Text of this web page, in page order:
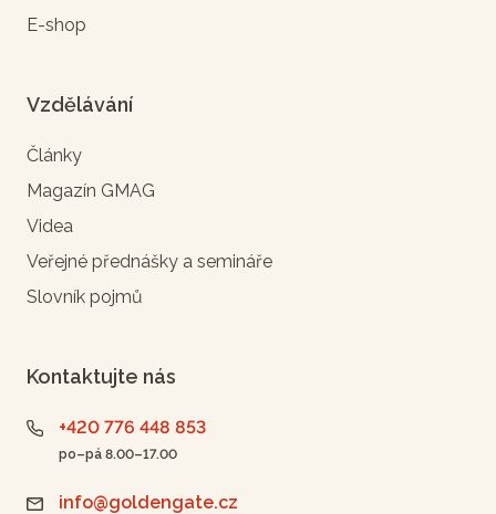
E-shop
Vzdělávání
Články
Magazín GMAG
Videa
Veřejné přednášky a semináře
Slovník pojmů
Kontaktujte nás
+420 776 448 853
po–pá 8.00–17.00
info@goldengate.cz